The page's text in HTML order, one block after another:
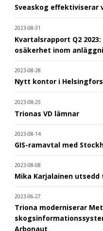
Sveaskog effektiviserar
2023-08-31
Kvartalsrapport Q2
osäkerhet inom
2023-08-28
Nytt kontor i Helsingfors
2023-08-25
Trionas VD lämnar
2023-08-14
GIS-ramavtal med
2023-08-08
Mika Karjalainen utsedd
2023-06-27
Triona moderniserar
Arbonaut